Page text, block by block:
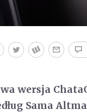
wersja
Sama